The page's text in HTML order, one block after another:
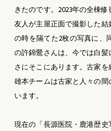
きたのです。2023年の全棟
友人が主屋正面で撮影した
の時を隔てた2枚の写真に、
の許錦鶯さんは、今では白
さにそこにあります。古家を
雄本チームは古家と人々の
います。
現在の「長源医院・鹿港歴